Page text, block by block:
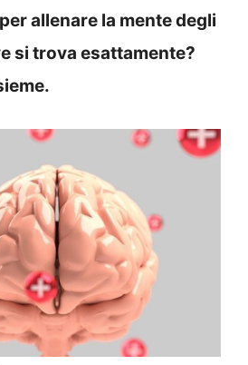
allenare la mente degli
si trova esattamente?